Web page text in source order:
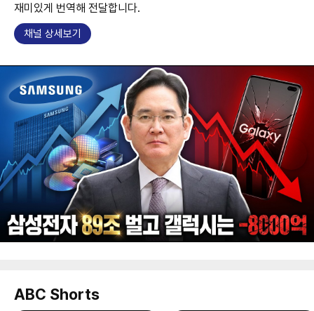
재미있게 번역해 전달합니다.
채널 상세보기
ABC Shorts